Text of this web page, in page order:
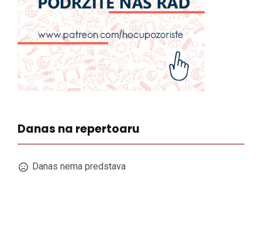
Danas na repertoaru
Danas nema predstava